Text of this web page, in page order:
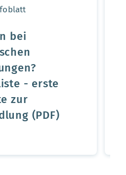
bei
- erste
zur
(PDF)